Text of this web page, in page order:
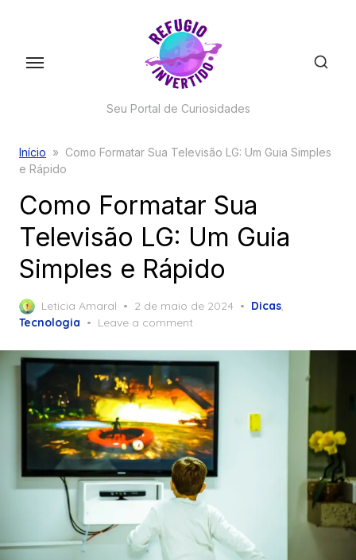
Seu Portal de Curiosidades
Início » Como Formatar Sua Televisão LG: Um Guia Simples
e Rápido
Como Formatar Sua
Televisão LG: Um Guia
Simples e Rápido
Leticia Amaral
Posted
on
2 de maio de 2024 Dicas,
Tecnologia
Leave a comment